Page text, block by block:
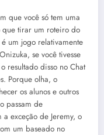
que você só tem uma
que tirar um roteiro do
um jogo relativamente
se você tivesse
resultado disso no Chat
Porque olha, o
os alunos e outros
passam de
exceção de Jeremy, o
um baseado no